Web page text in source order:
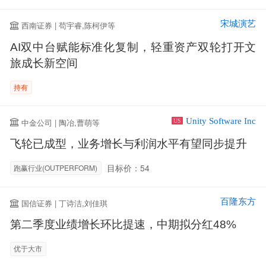
西南证券 | 苟宇睿,陈柯伊等 宋城演艺
AI双中台赋能标准化复制，轻重资产双轮打开文
旅成长新空间
持有
中金公司 | 陶冶,曹萌等 US Unity Software Inc
飞轮已成型，业务增长与利润水平有望同步提升
跑赢行业(OUTPERFORM) 目标价：54
国信证券 | 丁诗洁,刘佳琪 百隆东方
第二季度业绩增长环比提速，中期拟分红48%
优于大市